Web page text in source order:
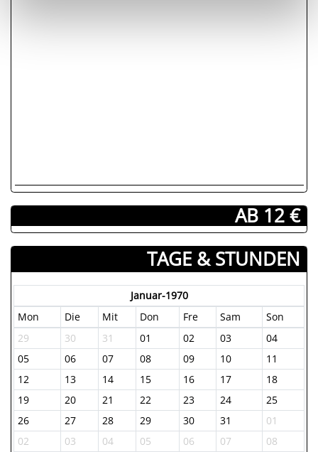
AB 12 €
TAGE & STUNDEN
Januar-1970
Mon
Die Mit Don Fre Sam
Son
29
30 31 01 02 03
04
05
06 07 08 09 10
11
12
13 14 15 16 17
18
19
20 21 22 23 24
25
26
27 28 29 30 31
01
02
03 04 05 06 07 08